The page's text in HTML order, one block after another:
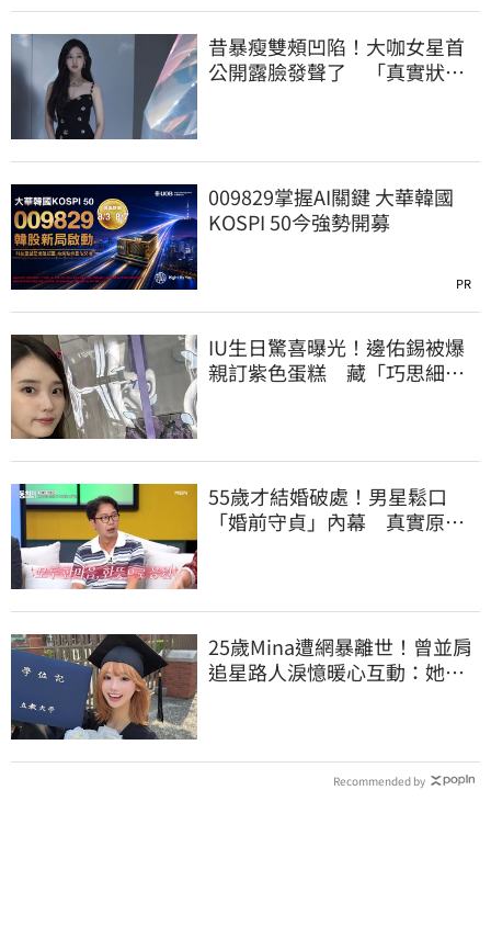
昔暴瘦雙頰凹陷！大咖女星首
公開露臉發聲了 「真實狀
009829掌握AI關鍵 大華韓國
KOSPI 50今強勢開募
PR
IU生日驚喜曝光！邊佑錫被爆
親訂紫色蛋糕 藏「巧思細
55歲才結婚破處！男星鬆口
「婚前守貞」內幕 真實原因
25歲Mina遭網暴離世！曾並肩
追星路人淚憶暖心互動：她真
Recommended by